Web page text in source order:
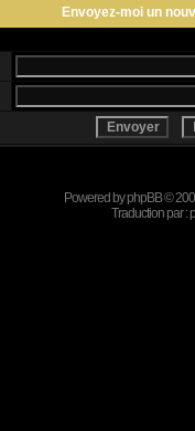
Envoyez-moi un
Powered byphpBB©
Traduction par :